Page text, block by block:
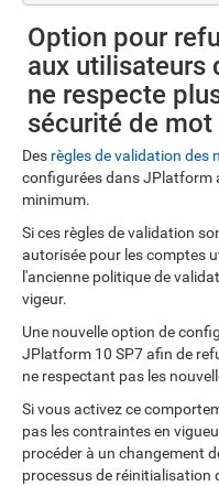
Option pour
aux utilisateurs
ne respecte
sécurité de mot
Des règles de validation des
configurées dans JPlatform
minimum.
Si ces règles de validation
autorisée pour les comptes
l'ancienne politique de
vigeur.
Une nouvelle option de
JPlatform 10 SP7 afin de
ne respectant pas les
Si vous activez ce
pas les contraintes en
procéder à un changement
processus de réinitialisation